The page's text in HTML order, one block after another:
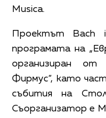
Musica.
Проектът Bach
програмата на
организиран от
Фирмус“, като
събития на
Съорганизатор е